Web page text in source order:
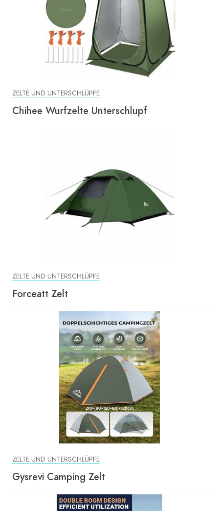
ZELTE UND UNTERSCHLÜPFE
Chihee Wurfzelte Unterschlupf
ZELTE UND UNTERSCHLÜPFE
Forceatt Zelt
ZELTE UND UNTERSCHLÜPFE
Gysrevi Camping Zelt